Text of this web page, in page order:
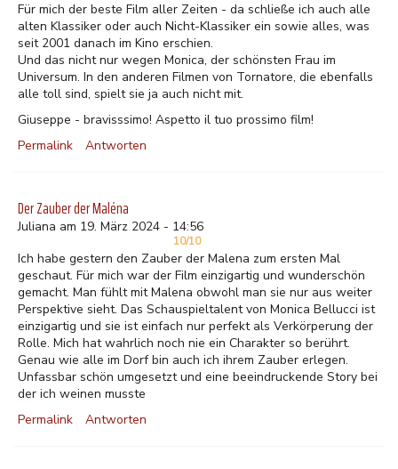
Für mich der beste Film aller Zeiten - da schließe ich auch alle
alten Klassiker oder auch Nicht-Klassiker ein sowie alles, was
seit 2001 danach im Kino erschien.
Und das nicht nur wegen Monica, der schönsten Frau im
Universum. In den anderen Filmen von Tornatore, die ebenfalls
alle toll sind, spielt sie ja auch nicht mit.
Giuseppe - bravisssimo! Aspetto il tuo prossimo film!
Permalink
Antworten
Der Zauber der Maléna
Juliana am 19. März 2024 - 14:56
10/10
Ich habe gestern den Zauber der Malena zum ersten Mal
geschaut. Für mich war der Film einzigartig und wunderschön
gemacht. Man fühlt mit Malena obwohl man sie nur aus weiter
Perspektive sieht. Das Schauspieltalent von Monica Bellucci ist
einzigartig und sie ist einfach nur perfekt als Verkörperung der
Rolle. Mich hat wahrlich noch nie ein Charakter so berührt.
Genau wie alle im Dorf bin auch ich ihrem Zauber erlegen.
Unfassbar schön umgesetzt und eine beeindruckende Story bei
der ich weinen musste
Permalink
Antworten